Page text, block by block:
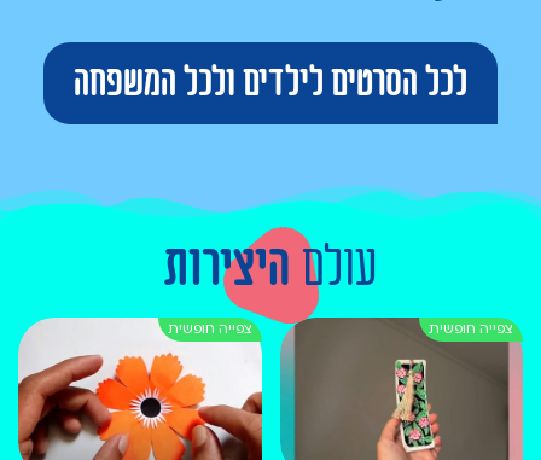
לכל הסרטים לילדים ולכל המשפחה
עולם היצירות